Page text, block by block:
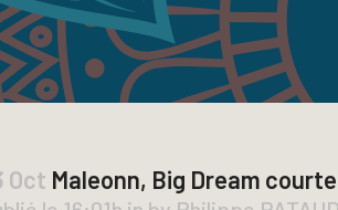
Oct Maleonn, Big Dream